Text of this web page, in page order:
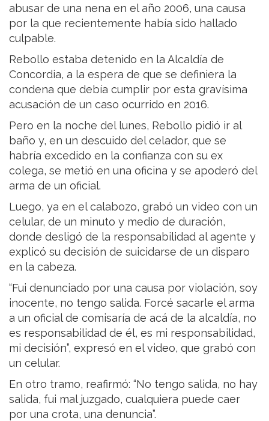
abusar de una nena en el año 2006, una causa
por la que recientemente había sido hallado
culpable.
Rebollo estaba detenido en la Alcaldía de
Concordia, a la espera de que se definiera la
condena que debía cumplir por esta gravísima
acusación de un caso ocurrido en 2016.
Pero en la noche del lunes, Rebollo pidió ir al
baño y, en un descuido del celador, que se
habría excedido en la confianza con su ex
colega, se metió en una oficina y se apoderó del
arma de un oficial.
Luego, ya en el calabozo, grabó un video con un
celular, de un minuto y medio de duración,
donde desligó de la responsabilidad al agente y
explicó su decisión de suicidarse de un disparo
en la cabeza.
“Fui denunciado por una causa por violación, soy
inocente, no tengo salida. Forcé sacarle el arma
a un oficial de comisaría de acá de la alcaldía, no
es responsabilidad de él, es mi responsabilidad,
mi decisión”, expresó en el video, que grabó con
un celular.
En otro tramo, reafirmó: “No tengo salida, no hay
salida, fui mal juzgado, cualquiera puede caer
por una crota, una denuncia”.